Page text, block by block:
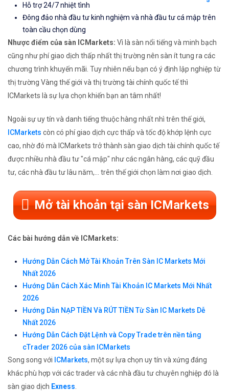
Hỗ trợ 24/7 nhiệt tình
Đông đảo nhà đầu tư kinh nghiệm và nhà đầu tư cá mập trên
toàn cầu chọn dùng
Nhược điểm của sàn ICMarkets: Vì là sàn nổi tiếng và minh bạch
cũng như phí giao dịch thấp nhất thị trường nên sàn ít tung ra các
chương trình khuyến mãi. Tuy nhiên nếu bạn có ý định lập nghiệp từ
thị trường Vàng thế giới và thị trường tài chính quốc tế thì
ICMarkets là sự lựa chọn khiến bạn an tâm nhất!
Ngoài sự uy tín và danh tiếng thuộc hàng nhất nhì trên thế giới,
ICMarkets còn có phí giao dịch cực thấp và tốc độ khớp lệnh cực
cao, nhờ đó mà ICMarkets trở thành sàn giao dịch tài chính quốc tế
được nhiều nhà đầu tư "cá mập" như các ngân hàng, các quỹ đầu
tư, các nhà đầu tư lâu năm,... trên thế giới chọn làm nơi giao dịch.
Mở tài khoản tại sàn ICMarkets
Các bài hướng dẫn về ICMarkets:
Hướng Dẫn Cách Mở Tài Khoản Trên Sàn IC Markets Mới
Nhất 2026
Hướng Dẫn Cách Xác Minh Tài Khoản IC Markets Mới Nhất
2026
Hướng Dẫn NẠP TIỀN Và RÚT TIỀN Từ Sàn IC Markets Dễ
Nhất 2026
Hướng Dẫn Cách Đặt Lệnh và Copy Trade trên nền tảng
cTrader 2026 của sàn ICMarkets
Song song với ICMarkets, một sự lựa chọn uy tín và xứng đáng
khác phù hợp với các trader và các nhà đầu tư chuyên nghiệp đó là
sàn giao dịch Exness